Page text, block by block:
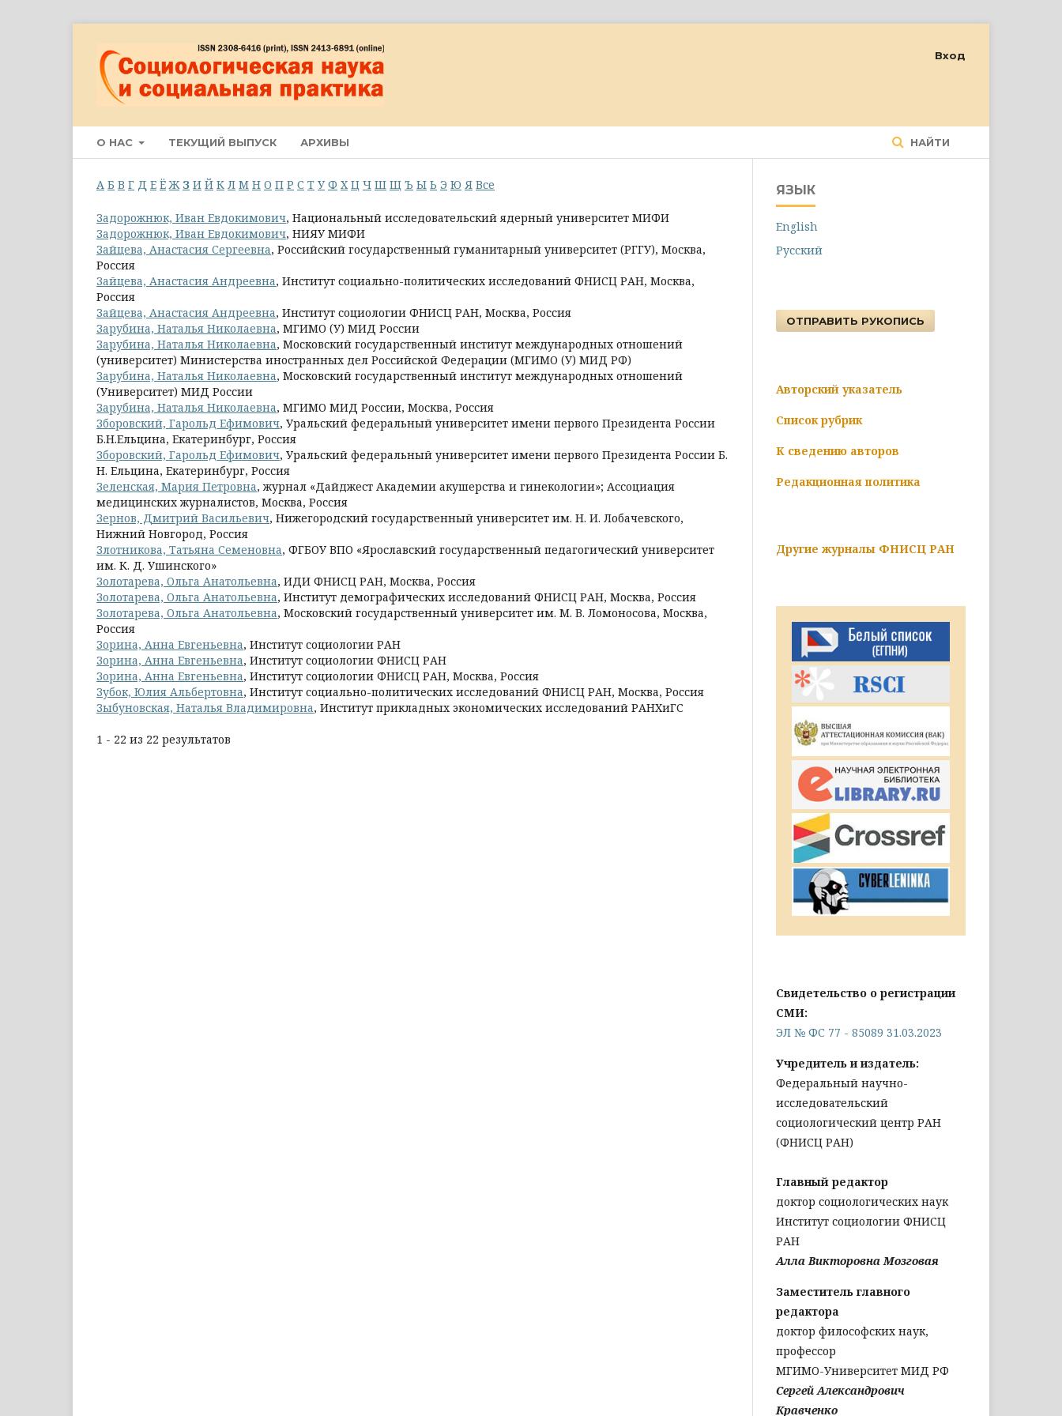
О НАС ТЕКУЩИЙ ВЫПУСК АРХИВЫ НАЙТИ
Вход
А Б В Г Д Е Ё Ж З И Й К Л М Н О П Р С Т У Ф Х Ц Ч Ш Щ Ъ Ы Ь Э Ю Я Все
Задорожнюк, Иван Евдокимович, Национальный исследовательский ядерный университет МИФИ
Задорожнюк, Иван Евдокимович, НИЯУ МИФИ
Зайцева, Анастасия Сергеевна, Российский государственный гуманитарный университет (РГГУ), Москва,
Россия
Зайцева, Анастасия Андреевна, Институт социально-политических исследований ФНИСЦ РАН, Москва,
Россия
Зайцева, Анастасия Андреевна, Институт социологии ФНИСЦ РАН, Москва, Россия
Зарубина, Наталья Николаевна, МГИМО (У) МИД России
Зарубина, Наталья Николаевна, Московский государственный институт международных отношений
(университет) Министерства иностранных дел Российской Федерации (МГИМО (У) МИД РФ)
Зарубина, Наталья Николаевна, Московский государственный институт международных отношений
(Университет) МИД России
Зарубина, Наталья Николаевна, МГИМО МИД России, Москва, Россия
Зборовский, Гарольд Ефимович, Уральский федеральный университет имени первого Президента России
Б.Н.Ельцина, Екатеринбург, Россия
Зборовский, Гарольд Ефимович, Уральский федеральный университет имени первого Президента России Б.
Н. Ельцина, Екатеринбург, Россия
Зеленская, Мария Петровна, журнал «Дайджест Академии акушерства и гинекологии»; Ассоциация
медицинских журналистов, Москва, Россия
Зернов, Дмитрий Васильевич, Нижегородский государственный университет им. Н. И. Лобачевского,
Нижний Новгород, Россия
Злотникова, Татьяна Семеновна, ФГБОУ ВПО «Ярославский государственный педагогический университет
им. К. Д. Ушинского»
Золотарева, Ольга Анатольевна, ИДИ ФНИСЦ РАН, Москва, Россия
Золотарева, Ольга Анатольевна, Институт демографических исследований ФНИСЦ РАН, Москва, Россия
Золотарева, Ольга Анатольевна, Московский государственный университет им. М. В. Ломоносова, Москва,
Россия
Зорина, Анна Евгеньевна, Институт социологии РАН
Зорина, Анна Евгеньевна, Институт социологии ФНИСЦ РАН
Зорина, Анна Евгеньевна, Институт социологии ФНИСЦ РАН, Москва, Россия
Зубок, Юлия Альбертовна, Институт социально-политических исследований ФНИСЦ РАН, Москва, Россия
Зыбуновская, Наталья Владимировна, Институт прикладных экономических исследований РАНХиГС
1 - 22 из 22 результатов
ЯЗЫК
English
Русский
ОТПРАВИТЬ РУКОПИСЬ
Авторский указатель
Список рубрик
К сведению авторов
Редакционная политика
Другие журналы ФНИСЦ РАН
Свидетельство о регистрации
СМИ:
ЭЛ № ФС 77 - 85089 31.03.2023
Учредитель и издатель:
Федеральный научно-
исследовательский
социологический центр РАН
(ФНИСЦ РАН)
Главный редактор
доктор социологических наук
Институт социологии ФНИСЦ
РАН
Алла Викторовна Мозговая
Заместитель главного
редактора
доктор философских наук,
профессор
МГИМО-Университет МИД РФ
Сергей Александрович
Кравченко